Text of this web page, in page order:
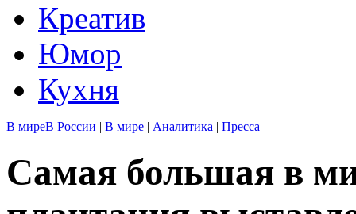
Креатив
Юмор
Кухня
В миреВ России | В мире | Аналитика | Пресса
Самая большая в